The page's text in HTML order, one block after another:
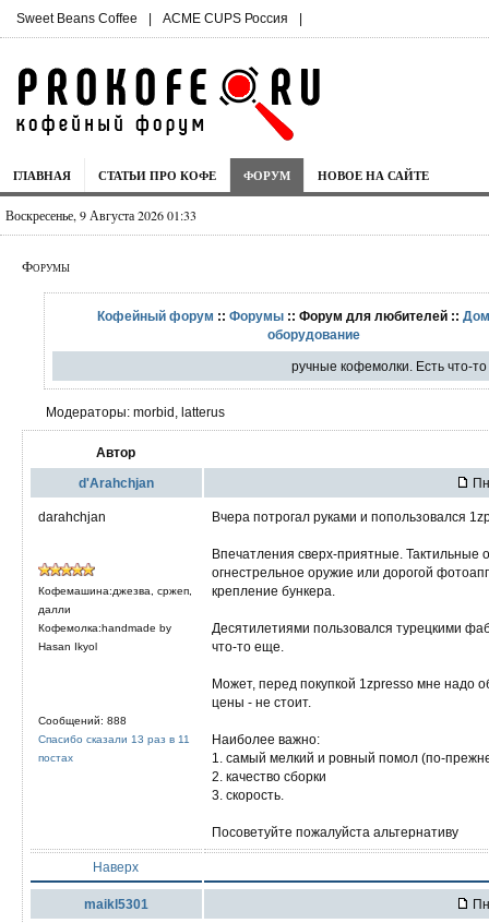
Sweet Beans Coffee | ACME CUPS Россия |
ГЛАВНАЯ СТАТЬИ ПРО КОФЕ ФОРУМ НОВОЕ НА САЙТЕ
Воскресенье, 9 Августа 2026 01:33
Форумы
Кофейный форум :: Форумы :: Форум для любителей ::
оборудование
ручные кофемолки. Есть что-
Модераторы: morbid, latterus
Автор
d'Arahchjan
darahchjan
Кофемашина:джезва, сржеп,
далли
Кофемолка:handmade by
Hasan Ikyol
Сообщений: 888
Спасибо сказали 13 раз в 11
постах
Вчера потрогал руками и попользовался
Впечатления сверх-приятные. Тактильные
огнестрельное оружие или дорогой
крепление бункера.
Десятилетиями пользовался турецкими
что-то еще.
Может, перед покупкой 1zpresso мне надо
цены - не стоит.
Наиболее важно:
1. самый мелкий и ровный помол (по-
2. качество сборки
3. скорость.
Посоветуйте пожалуйста альтернативу
Наверх
maikl5301